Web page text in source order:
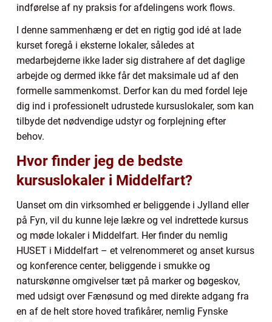
indførelse af ny praksis for afdelingens work flows.
I denne sammenhæng er det en rigtig god idé at lade
kurset foregå i eksterne lokaler, således at
medarbejderne ikke lader sig distrahere af det daglige
arbejde og dermed ikke får det maksimale ud af den
formelle sammenkomst. Derfor kan du med fordel leje
dig ind i professionelt udrustede kursuslokaler, som kan
tilbyde det nødvendige udstyr og forplejning efter
behov.
Hvor finder jeg de bedste
kursuslokaler i Middelfart?
Uanset om din virksomhed er beliggende i Jylland eller
på Fyn, vil du kunne leje lækre og vel indrettede kursus
og møde lokaler i Middelfart. Her finder du nemlig
HUSET i Middelfart – et velrenommeret og anset kursus
og konference center, beliggende i smukke og
naturskønne omgivelser tæt på marker og bøgeskov,
med udsigt over Fænøsund og med direkte adgang fra
en af de helt store hoved trafikårer, nemlig Fynske